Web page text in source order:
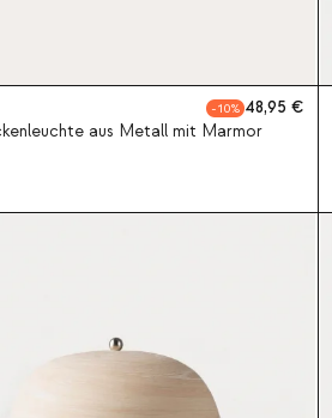
10
48,95
aus Metall mit Marmor